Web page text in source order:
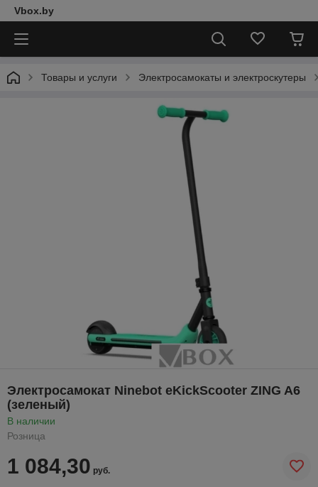
Vbox.by
Товары и услуги Электросамокаты и электроскутеры
Электросамокат Ninebot eKickScooter ZING A6
(зеленый)
В наличии
Розница
1 084,30 руб.